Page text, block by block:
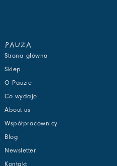
PAUZA
Strona główna
Sklep
O Pauzie
Co wydaję
About us
Współpracownicy
Blog
Newsletter
Kontakt